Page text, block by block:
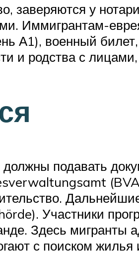
заверяются у
Иммигрантам-
А1), военный
и родства с
подавать
Участники
Здесь мигранты
с поиском жилья